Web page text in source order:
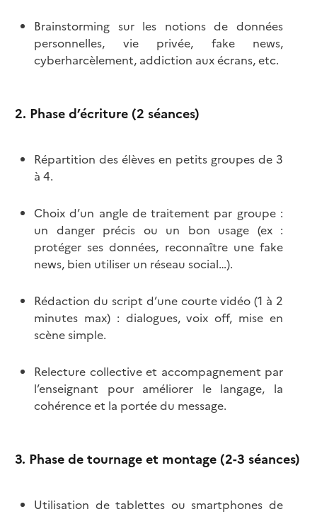
Brainstorming sur les notions de données
personnelles, vie privée, fake news,
cyberharcèlement, addiction aux écrans, etc.
2. Phase d’écriture (2 séances)
Répartition des élèves en petits groupes de 3
à 4.
Choix d’un angle de traitement par groupe :
un danger précis ou un bon usage (ex :
protéger ses données, reconnaître une fake
news, bien utiliser un réseau social…).
Rédaction du script d’une courte vidéo (1 à 2
minutes max) : dialogues, voix off, mise en
scène simple.
Relecture collective et accompagnement par
l’enseignant pour améliorer le langage, la
cohérence et la portée du message.
3. Phase de tournage et montage (2-3 séances)
Utilisation de tablettes ou smartphones de